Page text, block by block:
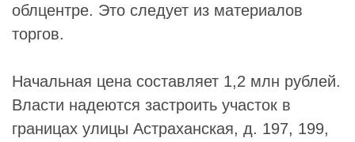
облцентре. Это следует из материалов
торгов.
Начальная цена составляет 1,2 млн рублей.
Власти надеются застроить участок в
границах улицы Астраханская, д. 197, 199,